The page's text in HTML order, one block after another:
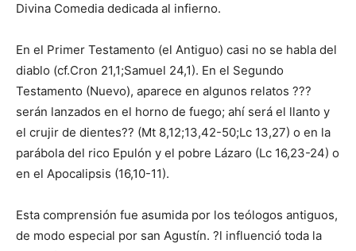
Divina Comedia dedicada al infierno.
En el Primer Testamento (el Antiguo) casi no se habla del
diablo (cf.Cron 21,1;Samuel 24,1). En el Segundo
Testamento (Nuevo), aparece en algunos relatos ???
serán lanzados en el horno de fuego; ahí será el llanto y
el crujir de dientes?? (Mt 8,12;13,42-50;Lc 13,27) o en la
parábola del rico Epulón y el pobre Lázaro (Lc 16,23-24) o
en el Apocalipsis (16,10-11).
Esta comprensión fue asumida por los teólogos antiguos,
de modo especial por san Agustín. ?l influenció toda la